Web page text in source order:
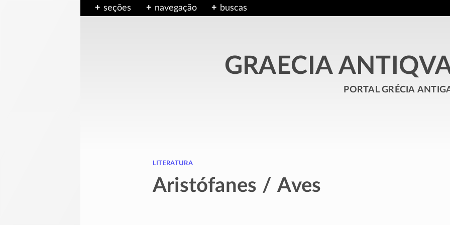
seções navegação buscas
GRAECIA
portal grécia
literatura
Aristófanes / Aves